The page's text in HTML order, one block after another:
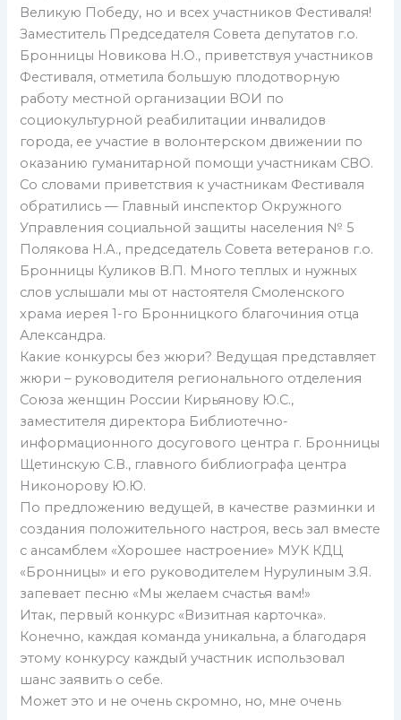
Великую Победу, но и всех участников Фестиваля!
Заместитель Председателя Совета депутатов г.о.
Бронницы Новикова Н.О., приветствуя участников
Фестиваля, отметила большую плодотворную
работу местной организации ВОИ по
социокультурной реабилитации инвалидов
города, ее участие в волонтерском движении по
оказанию гуманитарной помощи участникам СВО.
Со словами приветствия к участникам Фестиваля
обратились — Главный инспектор Окружного
Управления социальной защиты населения № 5
Полякова Н.А., председатель Совета ветеранов г.о.
Бронницы Куликов В.П. Много теплых и нужных
слов услышали мы от настоятеля Смоленского
храма иерея 1-го Бронницкого благочиния отца
Александра.
Какие конкурсы без жюри? Ведущая представляет
жюри – руководителя регионального отделения
Союза женщин России Кирьянову Ю.С.,
заместителя директора Библиотечно-
информационного досугового центра г. Бронницы
Щетинскую С.В., главного библиографа центра
Никонорову Ю.Ю.
По предложению ведущей, в качестве разминки и
создания положительного настроя, весь зал вместе
с ансамблем «Хорошее настроение» МУК КДЦ
«Бронницы» и его руководителем Нурулиным З.Я.
запевает песню «Мы желаем счастья вам!»
Итак, первый конкурс «Визитная карточка».
Конечно, каждая команда уникальна, а благодаря
этому конкурсу каждый участник использовал
шанс заявить о себе.
Может это и не очень скромно, но, мне очень